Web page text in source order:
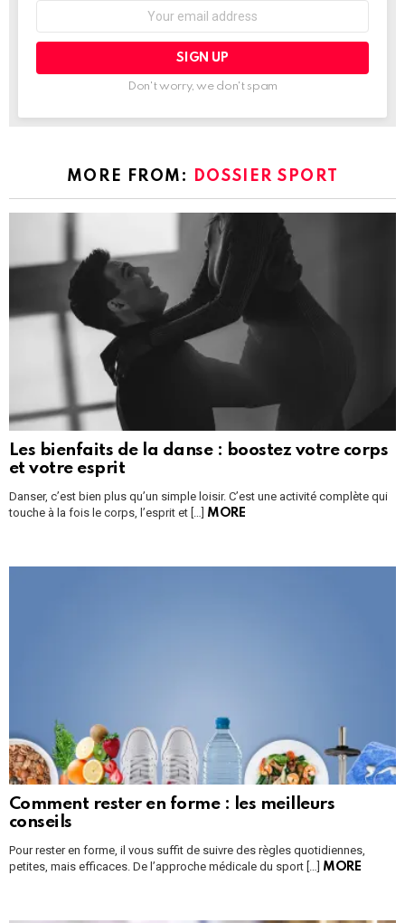
Don't worry, we don't spam
MORE FROM: DOSSIER SPORT
Les bienfaits de la danse : boostez votre corps
et votre esprit
Danser, c’est bien plus qu’un simple loisir. C’est une activité complète qui
touche à la fois le corps, l’esprit et […] MORE
Comment rester en forme : les meilleurs
conseils
Pour rester en forme, il vous suffit de suivre des règles quotidiennes,
petites, mais efficaces. De l’approche médicale du sport […] MORE